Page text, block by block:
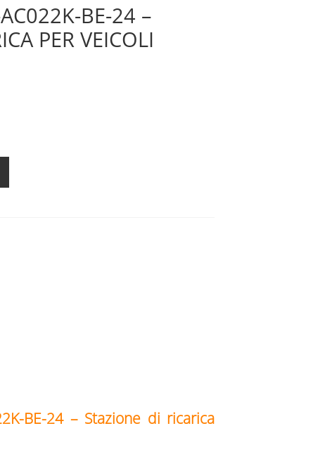
BE-24 –
PER VEICOLI
BE-24 – Stazione di ricarica